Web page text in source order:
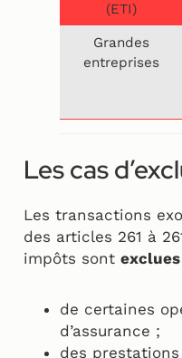
(ETI)
Grandes
entreprises
Les cas
Les transactions
des articles 261 à
impôts sont
de certaines
d’assurance ;
des